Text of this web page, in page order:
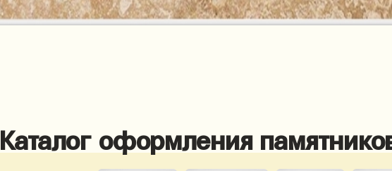
Каталог оформления